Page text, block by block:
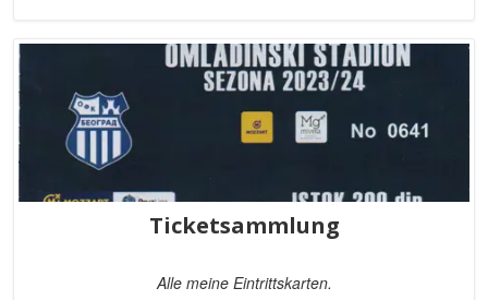
Ticketsammlung
Alle meine Eintrittskarten.